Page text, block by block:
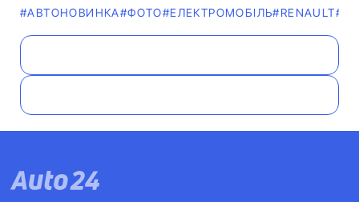
#АВТОНОВИНКА#ФОТО#ЕЛЕКТРОМОБІЛЬ#RENAULT